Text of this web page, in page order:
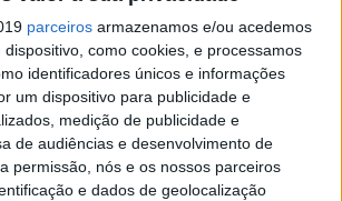
parceiros armazenamos e/ou acedemos
como cookies, e processamos
identificadores únicos e informações
um dispositivo para publicidade e
medição de publicidade e
de audiências e desenvolvimento de
permissão, nós e os nossos parceiros
e dados de geolocalização
Conceição?
TRUST IN NEWS